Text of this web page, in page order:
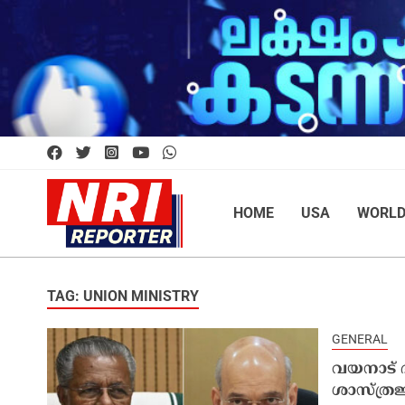
HOME USA WORLD
TAG: UNION MINISTRY
GENERAL
വയനാട്